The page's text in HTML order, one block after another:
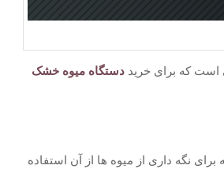
است که برای خریددستگاه میوه خشک
نگه داری از میوه ها از آن استفاده